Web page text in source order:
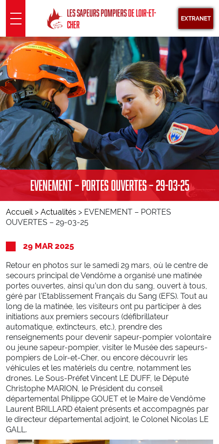
LES SAPEURS POMPIERSDE LOIR-ET-
CHER
EXTRANET
SDIS 41
Présentation
Sous Direction Santé
Groupements territoriaux
Pôle opérationnel
Pôle fonctionnel
INFORMATION
Agenda
Marchés publics
Accessibilité des véhicules d’incendie et de secours
Conventions et label employeur
KIOSQUE
Documents officiels
Médias
Supports de communication
Délibérations et commissions
SAUVER
Incendies
Intoxications
Conduite
EVENEMENT – PORTES OUVERTES – 29-03-25
Accueil> Actualités > EVENEMENT – PORTES
OUVERTES – 29-03-25
29 MAR 2025
Retour en photos sur le samedi 29 mars, où le centre de
secours principal de Vendôme a organisé une matinée
portes ouvertes, ainsi qu’un don du sang, ouvert à tous,
géré par l’Etablissement Français du Sang (EFS). Tout au
long de la matinée, les visiteurs ont pu participer à des
initiations aux premiers secours (défibrillateur
automatique, extincteurs, etc.), prendre des
renseignements pour devenir sapeur-pompier volontaire
ou jeune sapeur-pompier, visiter le Musée des sapeurs-
pompiers de Loir-et-Cher, ou encore découvrir les
véhicules et les matériels du centre, notamment les
drones. Le Sous-Préfet Vincent LE DUFF, le Député
Christophe MARION, le Président du conseil
départemental Philippe GOUET et le Maire de Vendôme
Laurent BRILLARD étaient présents et accompagnés par
le directeur départemental adjoint, le Colonel Nicolas LE
GALL.